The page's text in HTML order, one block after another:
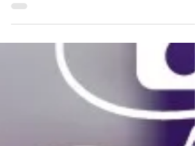
ainda sem muita informação.